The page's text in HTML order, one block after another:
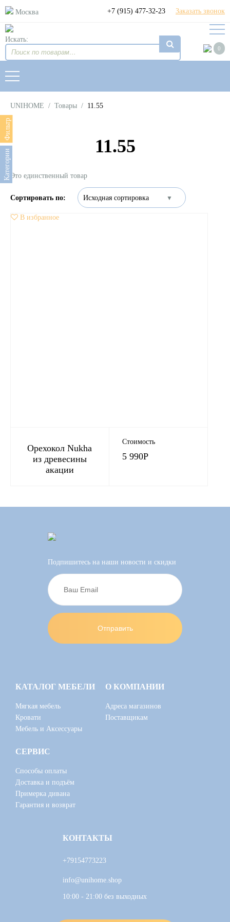
Москва +7 (915) 477-32-23 Заказать звонок
Искать:
0
UNIHOME / Товары / 11.55
Фильтр
Категории
11.55
Это единственный товар
В избранное
Орехокол Nukha
из древесины
акации
Стоимость
5 990Р
Подпишитесь на наши новости и скидки
КАТАЛОГ МЕБЕЛИ
Мягкая мебель
Кровати
Мебель и Аксессуары
О КОМПАНИИ
Адреса магазинов
Поставщикам
СЕРВИС
Способы оплаты
Доставка и подъём
Примерка дивана
Гарантия и возврат
КОНТАКТЫ
+79154773223
info@unihome.shop
10:00 - 21:00 без выходных